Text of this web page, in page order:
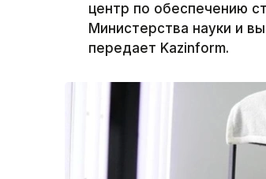
центр по обеспечению
Министерства науки и
передает Kazinform.